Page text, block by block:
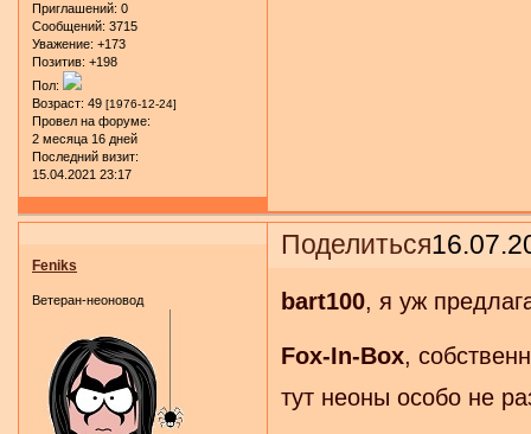
Приглашений: 0
Сообщений: 3715
Уважение: +173
Позитив: +198
Пол:
Возраст: 49 [1976-12-24]
Провел на форуме:
2 месяца 16 дней
Последний визит:
15.04.2021 23:17
Поделиться
Feniks
Ветеран-неоновод bart100, я уж
Fox-In-Box,
тут неоны особо не